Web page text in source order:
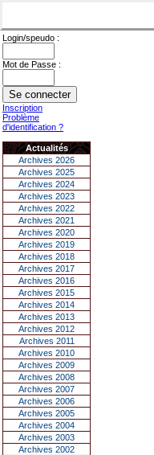
Login/speudo :
Mot de Passe :
Inscription
Problème
d'identification ?
Actualités
Archives 2026
Archives 2025
Archives 2024
Archives 2023
Archives 2022
Archives 2021
Archives 2020
Archives 2019
Archives 2018
Archives 2017
Archives 2016
Archives 2015
Archives 2014
Archives 2013
Archives 2012
Archives 2011
Archives 2010
Archives 2009
Archives 2008
Archives 2007
Archives 2006
Archives 2005
Archives 2004
Archives 2003
Archives 2002